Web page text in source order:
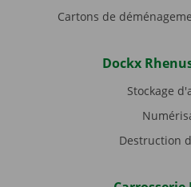
Cartons de
Dockx
Stockage
Destruction